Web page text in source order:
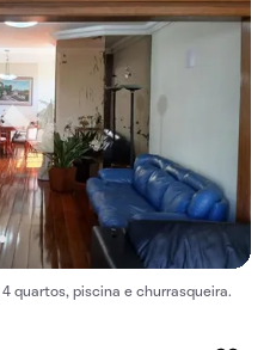
quartos, piscina e churrasqueira.